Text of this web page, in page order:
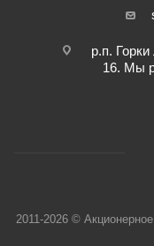
р.п.
16. Мы
2011-2026 ©